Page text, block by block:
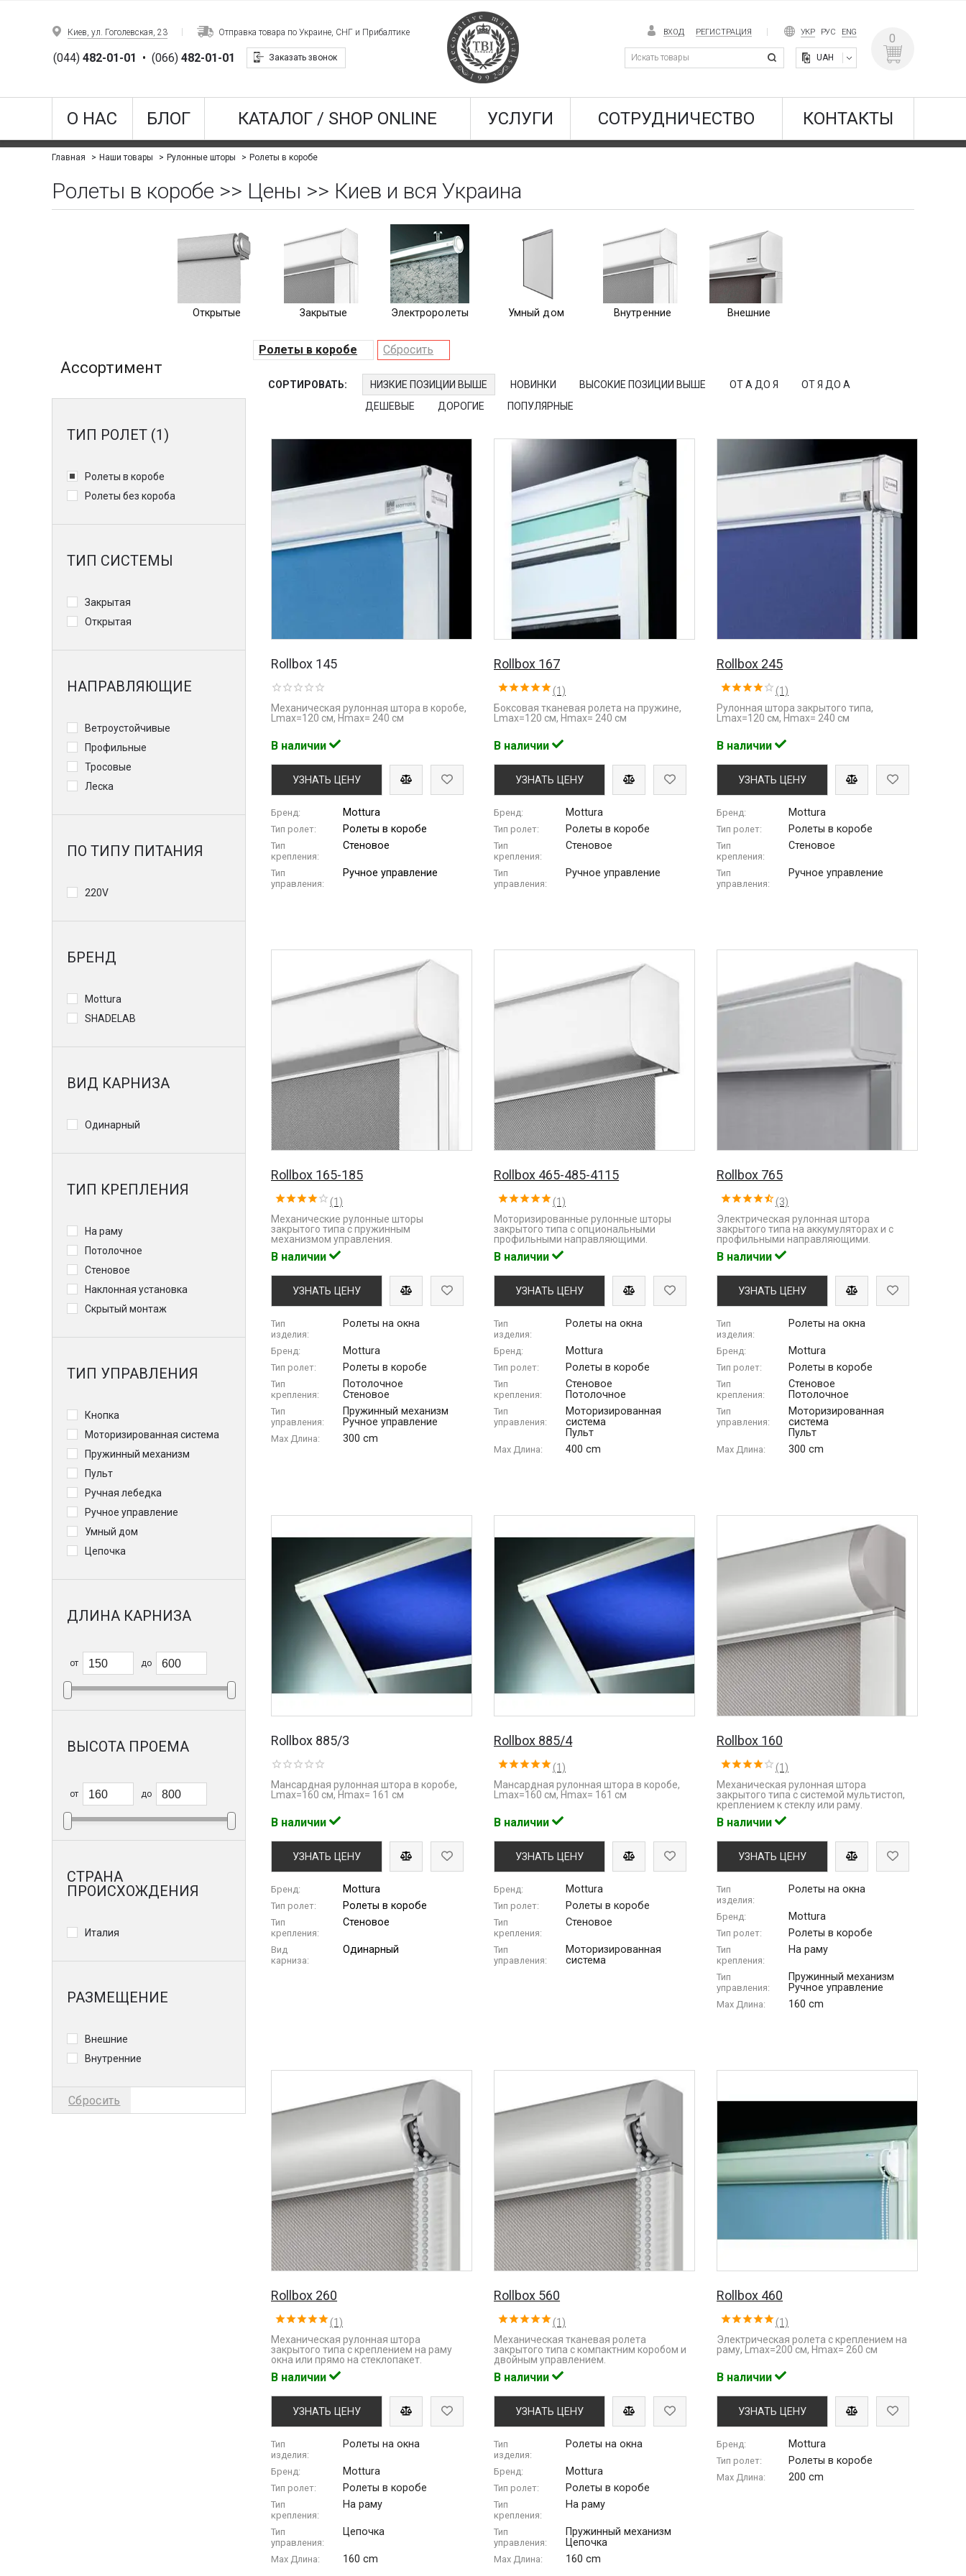
Киев, ул. Гоголевская, 23 Отправка товара по Украине, СНГ и Прибалтике
(044)482-01-01 • (066)482-01-01 Заказать звонок
ВХОД РЕГИСТРАЦИЯ УКР РУС ENG
UAH
0
О НАС БЛОГ КАТАЛОГ / SHOP ONLINE УСЛУГИ СОТРУДНИЧЕСТВО КОНТАКТЫ
Главная Наши товары Рулонные шторы Ролеты в коробе
Ролеты в коробе >> Цены >> Киев и вся Украина
Открытые Закрытые Электроролеты Умный дом Внутренние Внешние
Ролеты в коробе Сбросить
СОРТИРОВАТЬ: НИЗКИЕ ПОЗИЦИИ ВЫШЕ НОВИНКИ ВЫСОКИЕ ПОЗИЦИИ ВЫШЕ ОТ А ДО Я
ОТ Я ДО А
ДЕШЕВЫЕ
ДОРОГИЕ ПОПУЛЯРНЫЕ
Rollbox 145
Механическая рулонная штора в коробе,
Lmaх=120 см, Hmax= 240 см
В наличии
УЗНАТЬ ЦЕНУ
Бренд: Mottura
Тип ролет: Ролеты в коробе
Тип
крепления:
Стеновое
Тип
управления:
Ручное управление
Rollbox 167
(1)
Боксовая тканевая ролета на пружине,
Lmaх=120 см, Hmax= 240 см
В наличии
УЗНАТЬ ЦЕНУ
Бренд: Mottura
Тип ролет: Ролеты в коробе
Тип
крепления:
Стеновое
Тип
управления:
Ручное управление
Rollbox 245
(1)
Рулонная штора закрытого типа,
Lmaх=120 см, Hmax= 240 см
В наличии
УЗНАТЬ ЦЕНУ
Бренд: Mottura
Тип ролет: Ролеты в коробе
Тип
крепления:
Стеновое
Тип
управления:
Ручное управление
Rollbox 165-185
(1)
Механические рулонные шторы
закрытого типа с пружинным
механизмом управления.
В наличии
УЗНАТЬ ЦЕНУ
Тип
изделия:
Ролеты на окна
Бренд: Mottura
Тип ролет: Ролеты в коробе
Тип
крепления:
Потолочное
Стеновое
Тип
управления:
Пружинный механизм
Ручное управление
Max Длина: 300 cm
Rollbox 465-485-4115
(1)
Моторизированные рулонные шторы
закрытого типа с опциональными
профильными направляющими.
В наличии
УЗНАТЬ ЦЕНУ
Тип
изделия:
Ролеты на окна
Бренд: Mottura
Тип ролет: Ролеты в коробе
Тип
крепления:
Стеновое
Потолочное
Тип
управления:
Моторизированная
система
Пульт
Max Длина: 400 cm
Rollbox 765
(3)
Электрическая рулонная штора
закрытого типа на аккумуляторах и с
профильными направляющими.
В наличии
УЗНАТЬ ЦЕНУ
Тип
изделия:
Ролеты на окна
Бренд: Mottura
Тип ролет: Ролеты в коробе
Тип
крепления:
Стеновое
Потолочное
Тип
управления:
Моторизированная
система
Пульт
Max Длина: 300 cm
Rollbox 885/3
Мансардная рулонная штора в коробе,
Lmaх=160 см, Hmax= 161 см
В наличии
УЗНАТЬ ЦЕНУ
Бренд: Mottura
Тип ролет: Ролеты в коробе
Тип
крепления:
Стеновое
Вид
карниза:
Одинарный
Rollbox 885/4
(1)
Мансардная рулонная штора в коробе,
Lmaх=160 см, Hmax= 161 см
В наличии
УЗНАТЬ ЦЕНУ
Бренд: Mottura
Тип ролет: Ролеты в коробе
Тип
крепления:
Стеновое
Тип
управления:
Моторизированная
система
Rollbox 160
(1)
Механическая рулонная штора
закрытого типа с системой мультистоп,
креплением к стеклу или раму.
В наличии
УЗНАТЬ ЦЕНУ
Тип
изделия:
Ролеты на окна
Бренд: Mottura
Тип ролет: Ролеты в коробе
Тип
крепления:
На раму
Тип
управления:
Пружинный механизм
Ручное управление
Max Длина: 160 cm
Rollbox 260
(1)
Механическая рулонная штора
закрытого типа с креплением на раму
окна или прямо на стеклопакет.
В наличии
УЗНАТЬ ЦЕНУ
Тип
изделия:
Ролеты на окна
Бренд: Mottura
Тип ролет: Ролеты в коробе
Тип
крепления:
На раму
Тип
управления:
Цепочка
Max Длина: 160 cm
Rollbox 560
(1)
Механическая тканевая ролета
закрытого типа с компактним коробом и
двойным управлением.
В наличии
УЗНАТЬ ЦЕНУ
Тип
изделия:
Ролеты на окна
Бренд: Mottura
Тип ролет: Ролеты в коробе
Тип
крепления:
На раму
Тип
управления:
Пружинный механизм
Цепочка
Max Длина: 160 cm
Rollbox 460
(1)
Электрическая ролета с креплением на
раму, Lmaх=200 см, Hmax= 260 см
В наличии
УЗНАТЬ ЦЕНУ
Бренд: Mottura
Тип ролет: Ролеты в коробе
Max Длина: 200 cm
Ассортимент
ТИП РОЛЕТ (1)
Ролеты в коробе
Ролеты без короба
ТИП СИСТЕМЫ
Закрытая
Открытая
НАПРАВЛЯЮЩИЕ
Ветроустойчивые
Профильные
Тросовые
Леска
ПО ТИПУ ПИТАНИЯ
220V
БРЕНД
Mottura
SHADELAB
ВИД КАРНИЗА
Одинарный
ТИП КРЕПЛЕНИЯ
На раму
Потолочное
Стеновое
Наклонная установка
Скрытый монтаж
ТИП УПРАВЛЕНИЯ
Кнопка
Моторизированная система
Пружинный механизм
Пульт
Ручная лебедка
Ручное управление
Умный дом
Цепочка
ДЛИНА КАРНИЗА
от до
ВЫСОТА ПРОЕМА
от до
СТРАНА
ПРОИСХОЖДЕНИЯ
Италия
РАЗМЕЩЕНИЕ
Внешние
Внутренние
Сбросить